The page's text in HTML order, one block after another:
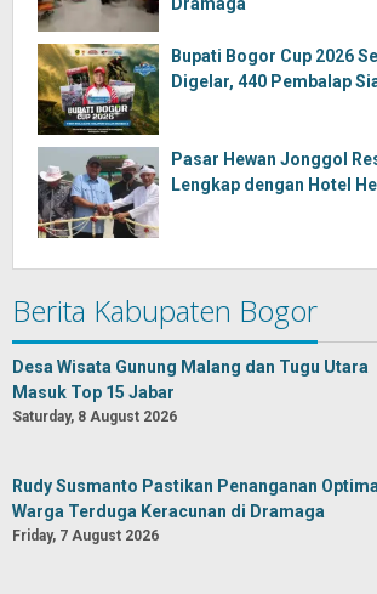
Bupati Bogor Cup 2026
Digelar, 440 Pembalap
Pasar Hewan Jonggol
Lengkap dengan Hotel
Berita Kabupaten Bogor
Desa Wisata Gunung Malang dan Tugu Utara
Masuk Top 15 Jabar
Saturday, 8 August 2026
Rudy Susmanto Pastikan Penanganan Optimal
Warga Terduga Keracunan di Dramaga
Friday, 7 August 2026